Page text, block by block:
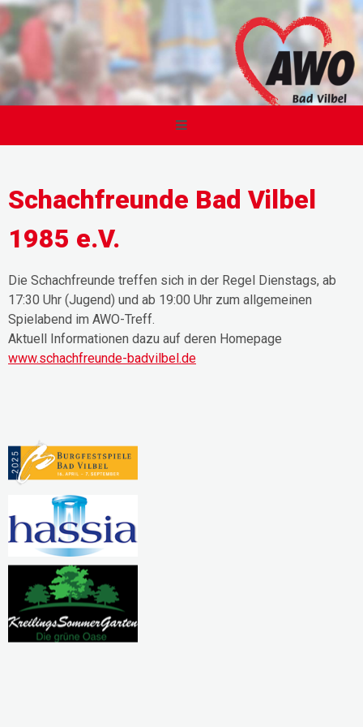
Schachfreunde Bad Vilbel
1985 e.V.
Die Schachfreunde treffen sich in der Regel Dienstags, ab
17:30 Uhr (Jugend) und ab 19:00 Uhr zum allgemeinen
Spielabend im AWO-Treff.
Aktuell Informationen dazu auf deren Homepage
www.schachfreunde-badvilbel.de